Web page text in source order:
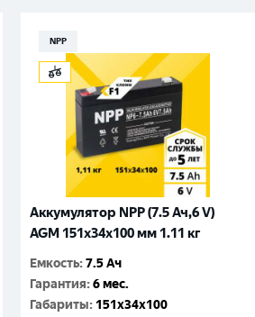
NPP
Аккумулятор NPP (7.5 Ач,6 V)
AGM 151x34x100 мм 1.11 кг
Емкость:7.5 Ач
Гарантия:6 мес.
Габариты: 151x34x100